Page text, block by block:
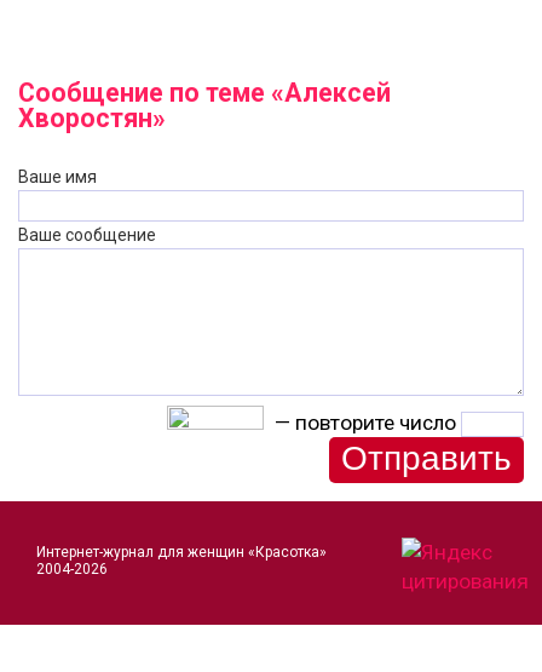
Сообщение по теме «Алексей
Хворостян»
Ваше имя
Ваше сообщение
— повторите число
Интернет-журнал для женщин «Красотка»
2004-2026